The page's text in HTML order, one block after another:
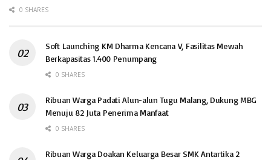
0 SHARES
Soft Launching KM Dharma Kencana V, Fasilitas Mewah
Berkapasitas 1.400 Penumpang
0 SHARES
Ribuan Warga Padati Alun-alun Tugu Malang, Dukung MBG
Menuju 82 Juta Penerima Manfaat
0 SHARES
Ribuan Warga Doakan Keluarga Besar SMK Antartika 2